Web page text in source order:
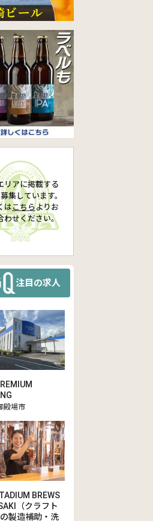
リアに掲載する
集しています。
は こちらより お
わせください。
注目の求人
殿場市
BREWS
（クラフト
製造補助・洗